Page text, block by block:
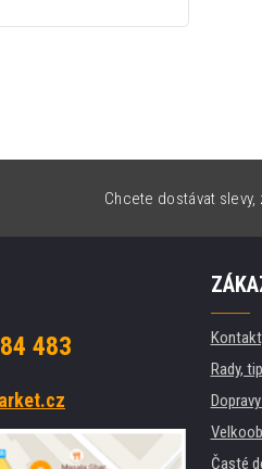
Chcete dostávat
483
Rady,
Časté